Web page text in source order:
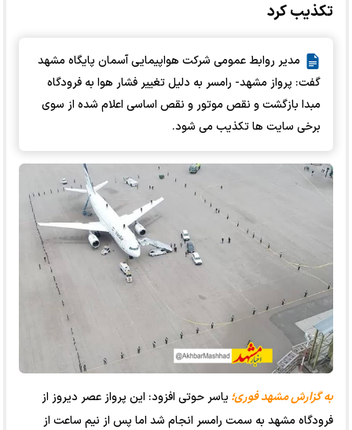
تکذیب کرد
مدیر روابط عمومی شرکت هواپیمایی آسمان پایگاه مشهد
گفت: پرواز مشهد- رامسر به دلیل تغییر فشار هوا به فرودگاه
مبدا بازگشت و نقص موتور و نقص اساسی اعلام شده از سوی
برخی سایت ها تکذیب می شود.
به گزارش مشهد فوری؛ یاسر حوتی افزود: این پرواز عصر دیروز از
فرودگاه مشهد به سمت رامسر انجام شد اما پس از نیم ساعت از